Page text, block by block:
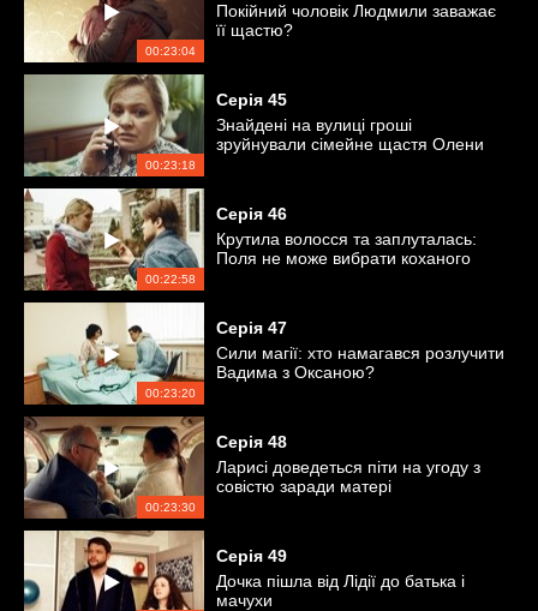
00:23:04
Покійний чоловік Людмили заважає
її щастю?
00:23:18
Серія 45
Знайдені на вулиці гроші
зруйнували сімейне щастя Олени
00:22:58
Серія 46
Крутила волосся та заплуталась:
Поля не може вибрати коханого
00:23:20
Серія 47
Сили магії: хто намагався розлучити
Вадима з Оксаною?
00:23:30
Серія 48
Ларисі доведеться піти на угоду з
совістю заради матері
Серія 49
Дочка пішла від Лідії до батька і
мачухи